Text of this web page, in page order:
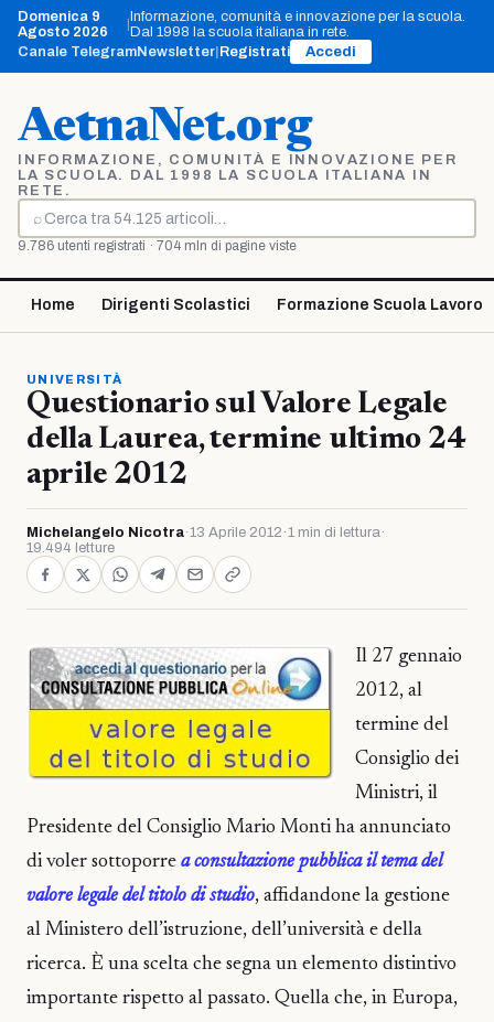
Vai
contenuto
Domenica 9
Agosto 2026
|Informazione, comunità e innovazione per la scuola.
Dal 1998 la scuola italiana in rete.
Canale TelegramNewsletter Registrati Accedi
AetnaNet.org
INFORMAZIONE, COMUNITÀ E INNOVAZIONE PER
LA SCUOLA. DAL 1998 LA SCUOLA ITALIANA IN
RETE.
⌕
Cerca
9.786 utenti registrati · 704 mln di pagine viste
Home Dirigenti Scolastici Formazione Scuola Lavoro
UNIVERSITÀ
Questionario sul Valore Legale
della Laurea, termine ultimo 24
aprile 2012
Michelangelo Nicotra·13 Aprile 2012 ·1 min di lettura·
19.494 letture
Il 27 gennaio
2012, al
termine del
Consiglio dei
Ministri, il
Presidente del Consiglio Mario Monti ha annunciato
di voler sottoporre a consultazione pubblica il tema del
valore legale del titolo di studio, affidandone la gestione
al Ministero dell’istruzione, dell’università e della
ricerca. È una scelta che segna un elemento distintivo
importante rispetto al passato. Quella che, in Europa,